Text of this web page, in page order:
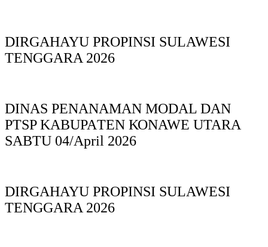
DIRGAHAYU PROPINSI SULAWESI
TENGGARA 2026
DINAS PΕΝΑΝΑΜAN MODAL DAN
PTSP KABUPAΤΕΝ ΚΟNAWE UTARA
SABTU 04/April 2026
DIRGAHAYU PROPINSI SULAWESI
TENGGARA 2026